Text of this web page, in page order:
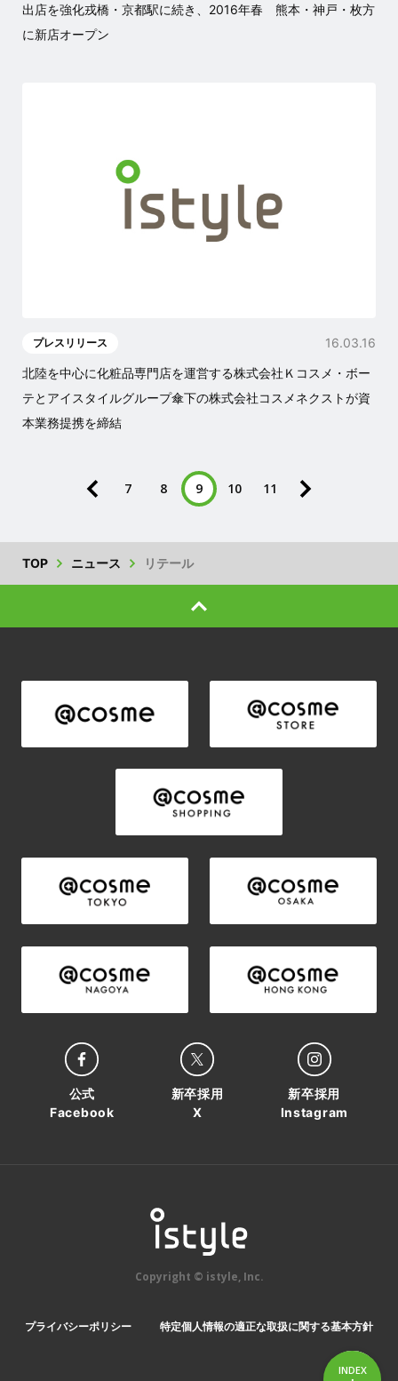
INDEX
出店を強化戎橋・京都駅に続き、2016年春 熊本・神戸・枚方
に新店オープン
プレスリリース
16.03.16
北陸を中心に化粧品専門店を運営する株式会社Ｋコスメ・ボー
テとアイスタイルグループ傘下の株式会社コスメネクストが資
本業務提携を締結
7 8 9 10 11
TOP ニュース リテール
公式
Facebook
新卒採用
X
新卒採用
Instagram
Copyright © istyle, Inc.
プライバシーポリシー 特定個人情報の適正な取扱に関する基本方針